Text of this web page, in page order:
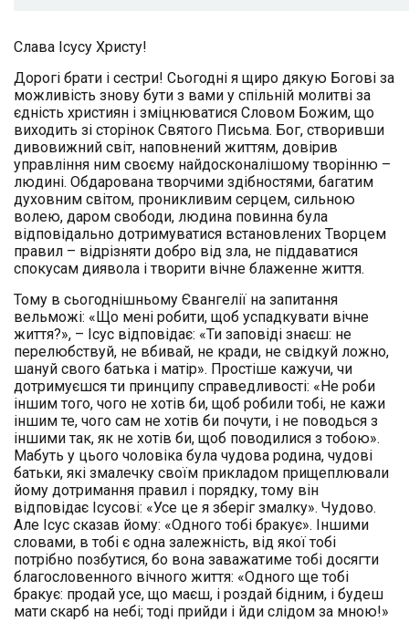
Слава Ісусу Христу!
Дорогі брати і сестри! Сьогодні я щиро дякую Богові за
можливість знову бути з вами у спільній молитві за
єдність християн і зміцнюватися Словом Божим, що
виходить зі сторінок Святого Письма. Бог, створивши
дивовижний світ, наповнений життям, довірив
управління ним своєму найдосконалішому творінню –
людині. Обдарована творчими здібностями, багатим
духовним світом, проникливим серцем, сильною
волею, даром свободи, людина повинна була
відповідально дотримуватися встановлених Творцем
правил – відрізняти добро від зла, не піддаватися
спокусам диявола і творити вічне блаженне життя.
Тому в сьогоднішньому Євангелії на запитання
вельможі: «Що мені робити, щоб успадкувати вічне
життя?», – Ісус відповідає: «Ти заповіді знаєш: не
перелюбствуй, не вбивай, не кради, не свідкуй ложно,
шануй свого батька і матір». Простіше кажучи, чи
дотримуєшся ти принципу справедливості: «Не роби
іншим того, чого не хотів би, щоб робили тобі, не кажи
іншим те, чого сам не хотів би почути, і не поводься з
іншими так, як не хотів би, щоб поводилися з тобою».
Мабуть у цього чоловіка була чудова родина, чудові
батьки, які змалечку своїм прикладом прищеплювали
йому дотримання правил і порядку, тому він
відповідає Ісусові: «Усе це я зберіг змалку». Чудово.
Але Ісус сказав йому: «Одного тобі бракує». Іншими
словами, в тобі є одна залежність, від якої тобі
потрібно позбутися, бо вона заважатиме тобі досягти
благословенного вічного життя: «Одного ще тобі
бракує: продай усе, що маєш, і роздай бідним, і будеш
мати скарб на небі; тоді прийди і йди слідом за мною!»